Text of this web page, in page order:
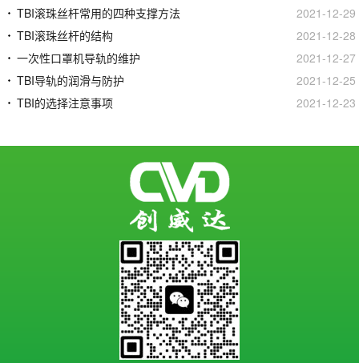
TBI滚珠丝杆常用的四种支撑方法
2021-12-29
TBI滚珠丝杆的结构
2021-12-28
一次性口罩机导轨的维护
2021-12-27
TBI导轨的润滑与防护
2021-12-25
TBI的选择注意事项
2021-12-23